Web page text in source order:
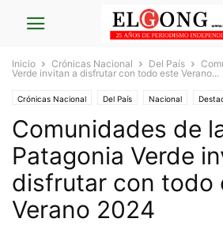
Inicio Crónicas Nacional Del País
Verde invitan a disfrutar con todo este Verano...
Crónicas Nacional Del País Nacional
Turismo
Comunidades de
Patagonia Verde
disfrutar con todo
Verano 2024